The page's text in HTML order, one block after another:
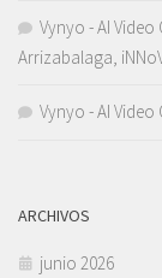
Vynyo - AI
Arrizabalaga,
Vynyo - AI
ARCHIVOS
junio 2026